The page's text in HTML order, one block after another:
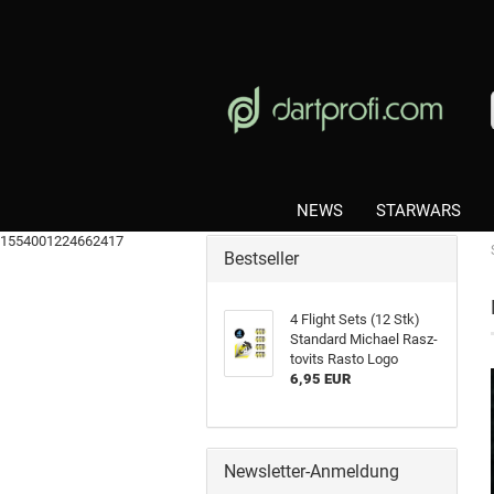
1554001224662417
NEWS STARWARS
Bestseller
4 Flight Sets (12 Stk)
Stan­dard Mi­cha­el Rasz­
to­vits Rasto Logo
6,95 EUR
Newsletter-Anmeldung